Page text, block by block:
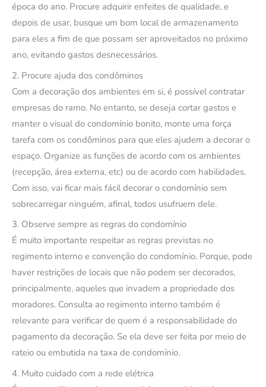
época do ano. Procure adquirir enfeites de qualidade, e
depois de usar, busque um bom local de armazenamento
para eles a fim de que possam ser aproveitados no próximo
ano, evitando gastos desnecessários.
2. Procure ajuda dos condôminos
Com a decoração dos ambientes em si, é possível contratar
empresas do ramo. No entanto, se deseja cortar gastos e
manter o visual do condomínio bonito, monte uma força
tarefa com os condôminos para que eles ajudem a decorar o
espaço. Organize as funções de acordo com os ambientes
(recepção, área externa, etc) ou de acordo com habilidades.
Com isso, vai ficar mais fácil decorar o condomínio sem
sobrecarregar ninguém, afinal, todos usufruem dele.
3. Observe sempre as regras do condomínio
É muito importante respeitar as regras previstas no
regimento interno e convenção do condomínio. Porque, pode
haver restrições de locais que não podem ser decorados,
principalmente, aqueles que invadem a propriedade dos
moradores. Consulta ao regimento interno também é
relevante para verificar de quem é a responsabilidade do
pagamento da decoração. Se ela deve ser feita por meio de
rateio ou embutida na taxa de condomínio.
4. Muito cuidado com a rede elétrica